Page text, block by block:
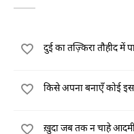
दुई का तज़्किरा तौहीद में
किसे अपना बनाएँ कोई
ख़ुदा जब तक न चाहे